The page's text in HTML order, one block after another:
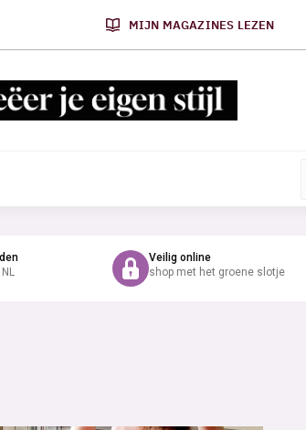
MIJN MAGAZINES LEZEN
Veilig online
shop met het groene slotje